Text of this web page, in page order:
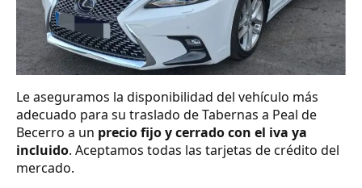
Le aseguramos la disponibilidad del vehículo más
adecuado para su traslado de Tabernas a Peal de
Becerro a un precio fijo y cerrado con el iva ya
incluido. Aceptamos todas las tarjetas de crédito del
mercado.